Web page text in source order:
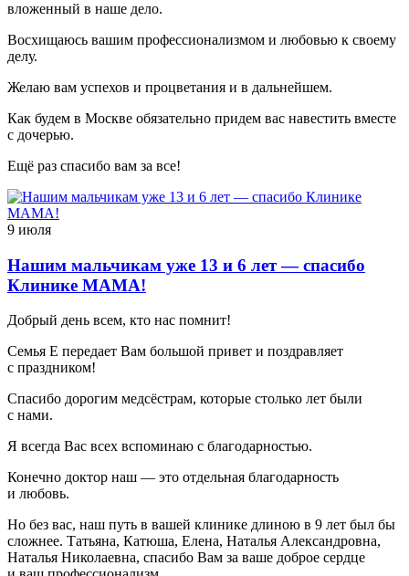
вложенный в наше дело.
Восхищаюсь вашим профессионализмом и любовью к своему
делу.
Желаю вам успехов и процветания и в дальнейшем.
Как будем в Москве обязательно придем вас навестить вместе
с дочерью.
Ещё раз спасибо вам за все!
9 июля
Нашим мальчикам уже 13 и 6 лет — спасибо
Клинике МАМА!
Добрый день всем, кто нас помнит!
Семья Е передает Вам большой привет и поздравляет
с праздником!
Спасибо дорогим медсёстрам, которые столько лет были
с нами.
Я всегда Вас всех вспоминаю с благодарностью.
Конечно доктор наш — это отдельная благодарность
и любовь.
Но без вас, наш путь в вашей клинике длиною в 9 лет был бы
сложнее. Татьяна, Катюша, Елена, Наталья Александровна,
Наталья Николаевна, спасибо Вам за ваше доброе сердце